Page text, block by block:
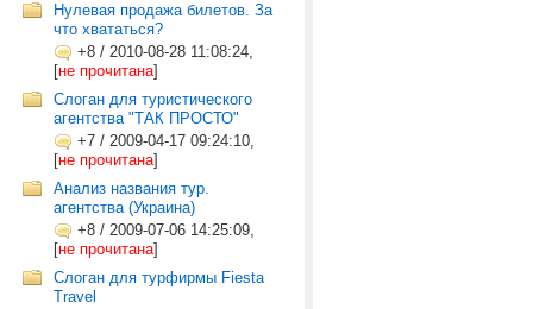
Нулевая продажа билетов. За
что хвататься?
+8 / 2010-08-28 11:08:24,
[не прочитана]
Слоган для туристического
агентства "ТАК ПРОСТО"
+7 / 2009-04-17 09:24:10,
[не прочитана]
Анализ названия тур.
агентства (Украина)
+8 / 2009-07-06 14:25:09,
[не прочитана]
Слоган для турфирмы Fiesta
Travel